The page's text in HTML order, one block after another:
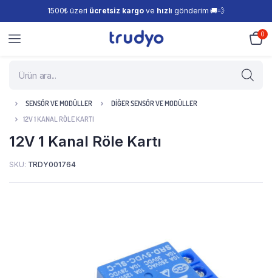
1500₺ üzeri ücretsiz kargo ve hızlı gönderim 🚚💨
0
SENSÖR VE MODÜLLER
DIĞER SENSÖR VE MODÜLLER
12V 1 KANAL RÖLE KARTI
12V 1 Kanal Röle Kartı
SKU: TRDY001764